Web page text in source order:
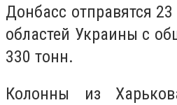
Донбасс отправятся
областей Украины с
330 тонн.
Колонны из